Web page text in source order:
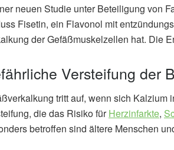
neuen Studie unter Beteiligung von
Fisetin, ein Flavonol mit
der Gefäßmuskelzellen hat. Die
Versteifung der
tritt auf, wenn sich
die das Risiko fürHerzinfarkte,
betroffen sind ältere Menschen